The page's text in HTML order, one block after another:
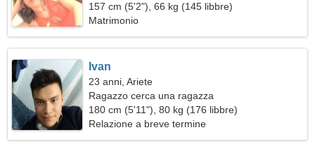
qualcuno
157 cm (5'2"), 66 kg (145 libbre)
Matrimonio
Ivan
23 anni, Ariete
Ragazzo cerca una ragazza
180 cm (5'11"), 80 kg (176 libbre)
Relazione a breve termine